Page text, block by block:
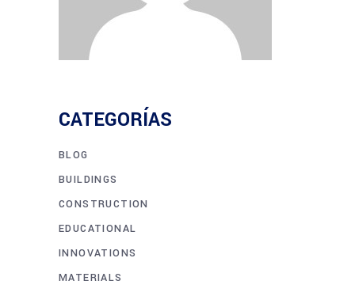
CATEGORÍAS
BLOG
BUILDINGS
CONSTRUCTION
EDUCATIONAL
INNOVATIONS
MATERIALS